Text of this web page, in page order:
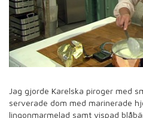
Jag gjorde Karelska piroger med
serverade dom med marinerade
lingonmarmelad samt vispad